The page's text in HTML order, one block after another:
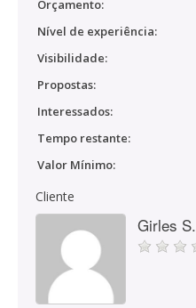
Orçamento:
Nível de experiência:
Visibilidade:
Propostas:
Interessados:
Tempo restante:
Valor Mínimo:
Cliente
Girles S.